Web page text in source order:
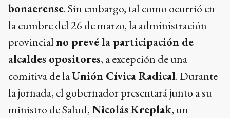
bonaerense. Sin embargo, tal como ocurrió en
la cumbre del 26 de marzo, la administración
provincialno prevé la participación de
alcaldes opositores, a excepción de una
comitiva de laUnión Cívica Radical. Durante
la jornada, el gobernador presentará junto a su
ministro de Salud,Nicolás Kreplak, un